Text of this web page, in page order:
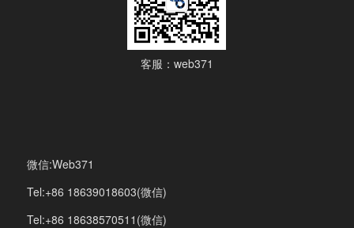
客服：web371
微信:Web371
Tel:+86 18639018603(微信)
Tel:+86 18638570511(微信)